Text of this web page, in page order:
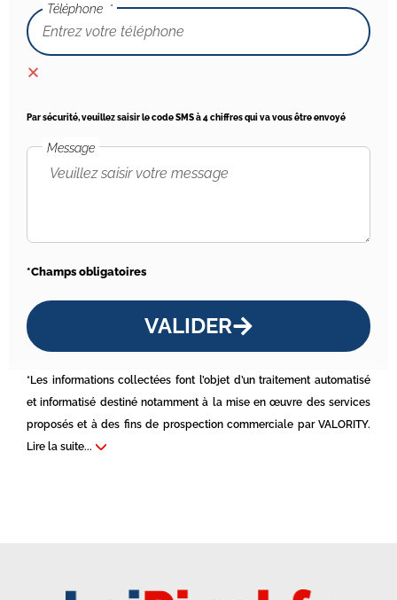
Téléphone
Par sécurité, veuillez saisir le code SMS à 4 chiffres qui va vous être envoyé
Message
*Champs obligatoires
VALIDER
*Les informations collectées font l’objet d’un traitement automatisé
et informatisé destiné notamment à la mise en œuvre des services
proposés et à des fins de prospection commerciale par VALORITY.
Lire la suite...